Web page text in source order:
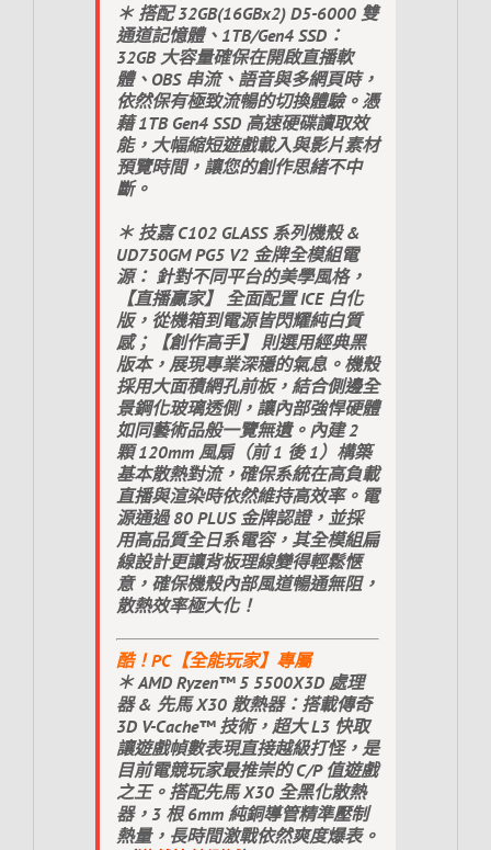
＊ 搭配 32GB(16GBx2) D5-6000 雙
通道記憶體、1TB/Gen4 SSD：
32GB 大容量確保在開啟直播軟
體、OBS 串流、語音與多網頁時，
依然保有極致流暢的切換體驗。憑
藉 1TB Gen4 SSD 高速硬碟讀取效
能，大幅縮短遊戲載入與影片素材
預覽時間，讓您的創作思緒不中
斷。
＊ 技嘉 C102 GLASS 系列機殼 &
UD750GM PG5 V2 金牌全模組電
源： 針對不同平台的美學風格，
【直播贏家】 全面配置 ICE 白化
版，從機箱到電源皆閃耀純白質
感；【創作高手】 則選用經典黑
版本，展現專業深穩的氣息。機殼
採用大面積網孔前板，結合側邊全
景鋼化玻璃透側，讓內部強悍硬體
如同藝術品般一覽無遺。內建 2
顆 120mm 風扇（前 1 後 1）構築
基本散熱對流，確保系統在高負載
直播與渲染時依然維持高效率。電
源通過 80 PLUS 金牌認證，並採
用高品質全日系電容，其全模組扁
線設計更讓背板理線變得輕鬆愜
意，確保機殼內部風道暢通無阻，
散熱效率極大化！
酷！PC【全能玩家】專屬
＊ AMD Ryzen™ 5 5500X3D 處理
器 & 先馬 X30 散熱器：搭載傳奇
3D V-Cache™ 技術，超大 L3 快取
讓遊戲幀數表現直接越級打怪，是
目前電競玩家最推崇的 C/P 值遊戲
之王。搭配先馬 X30 全黑化散熱
器，3 根 6mm 純銅導管精準壓制
熱量，長時間激戰依然爽度爆表。